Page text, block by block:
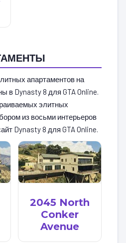
апартаментов на
в Dynasty 8 для GTA Online.
элитных
из восьми интерьеров
Dynasty 8 для GTA Online.
2045 North
Conker
Avenue